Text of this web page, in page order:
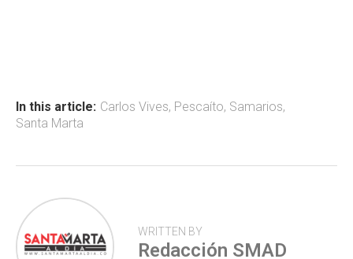
ok p
p
tir
In this article: Carlos Vives, Pescaíto, Samarios,
Santa Marta
WRITTEN BY
Redacción SMAD